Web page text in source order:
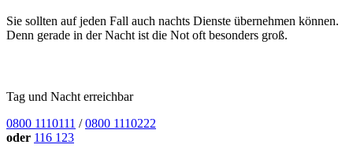
Sie sollten auf jeden Fall auch nachts Dienste übernehmen können.
Denn gerade in der Nacht ist die Not oft besonders groß.
Tag und Nacht erreichbar
0800 1110111 /0800 1110222
oder 116 123